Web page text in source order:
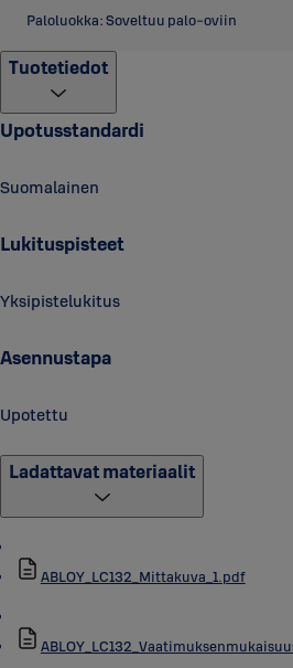
Paloluokka: Soveltuu palo-oviin
Tuotetiedot
Upotusstandardi
Suomalainen
Lukituspisteet
Yksipistelukitus
Asennustapa
Upotettu
Ladattavat materiaalit
ABLOY_LC132_Mittakuva_1.pdf